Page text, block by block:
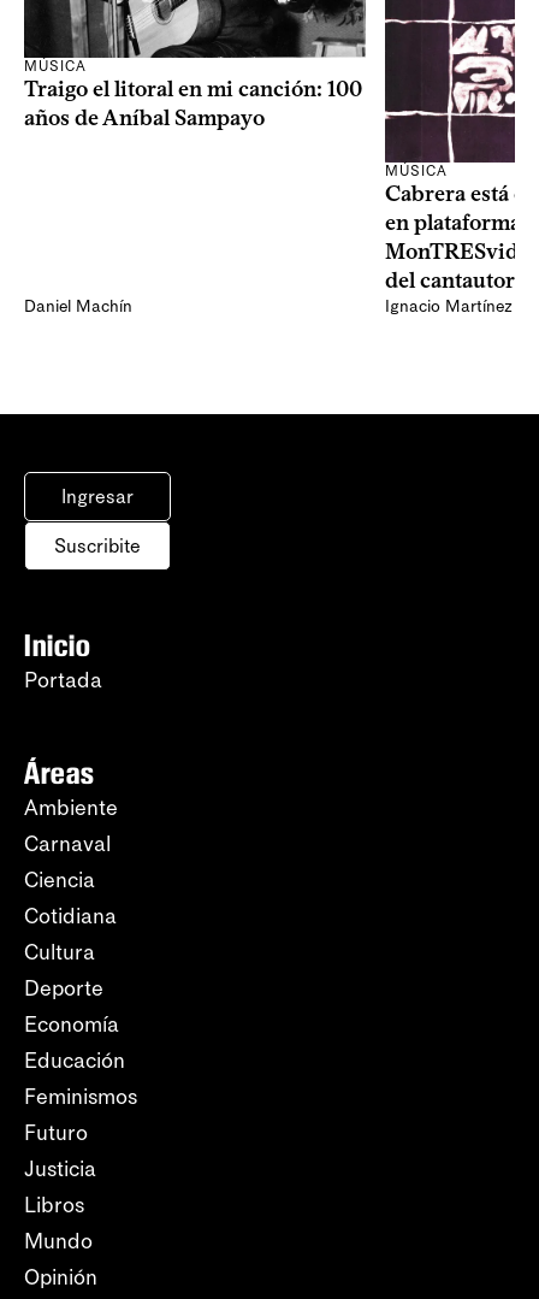
MÚSICA
Traigo el litoral en mi canción: 100
años de Aníbal Sampayo
Daniel Machín
MÚSICA
Cabrera está
en plataformas
del cantautor
Ignacio Martínez
Ingresar
Suscribite
Inicio
Portada
Áreas
Ambiente
Carnaval
Ciencia
Cotidiana
Cultura
Deporte
Economía
Educación
Feminismos
Futuro
Justicia
Libros
Mundo
Opinión